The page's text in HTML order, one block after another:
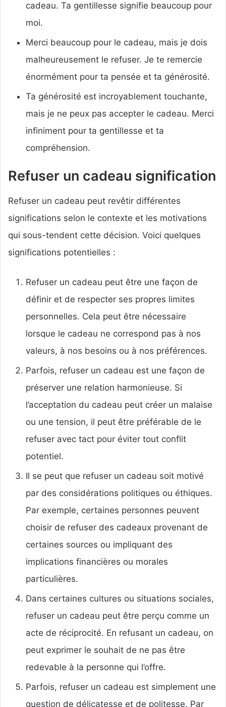
cadeau. Ta gentillesse signifie beaucoup pour
moi.
Merci beaucoup pour le cadeau, mais je dois
malheureusement le refuser. Je te remercie
énormément pour ta pensée et ta générosité.
Ta générosité est incroyablement touchante,
mais je ne peux pas accepter le cadeau. Merci
infiniment pour ta gentillesse et ta
compréhension.
Refuser un cadeau signification
Refuser un cadeau peut revêtir différentes
significations selon le contexte et les motivations
qui sous-tendent cette décision. Voici quelques
significations potentielles :
Refuser un cadeau peut être une façon de
définir et de respecter ses propres limites
personnelles. Cela peut être nécessaire
lorsque le cadeau ne correspond pas à nos
valeurs, à nos besoins ou à nos préférences.
Parfois, refuser un cadeau est une façon de
préserver une relation harmonieuse. Si
l’acceptation du cadeau peut créer un malaise
ou une tension, il peut être préférable de le
refuser avec tact pour éviter tout conflit
potentiel.
Il se peut que refuser un cadeau soit motivé
par des considérations politiques ou éthiques.
Par exemple, certaines personnes peuvent
choisir de refuser des cadeaux provenant de
certaines sources ou impliquant des
implications financières ou morales
particulières.
Dans certaines cultures ou situations sociales,
refuser un cadeau peut être perçu comme un
acte de réciprocité. En refusant un cadeau, on
peut exprimer le souhait de ne pas être
redevable à la personne qui l’offre.
Parfois, refuser un cadeau est simplement une
question de délicatesse et de politesse. Par